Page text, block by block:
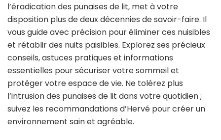
l’éradication des punaises de lit, met à votre
disposition plus de deux décennies de savoir-faire. Il
vous guide avec précision pour éliminer ces nuisibles
et rétablir des nuits paisibles. Explorez ses précieux
conseils, astuces pratiques et informations
essentielles pour sécuriser votre sommeil et
protéger votre espace de vie. Ne tolérez plus
l’intrusion des punaises de lit dans votre quotidien ;
suivez les recommandations d’Hervé pour créer un
environnement sain et agréable.